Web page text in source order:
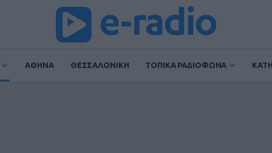
ΑΘΗΝΑ ΘΕΣΣΑΛΟΝΙΚΗ ΤΟΠΙΚΑ ΡΑΔΙΟΦΩΝΑ